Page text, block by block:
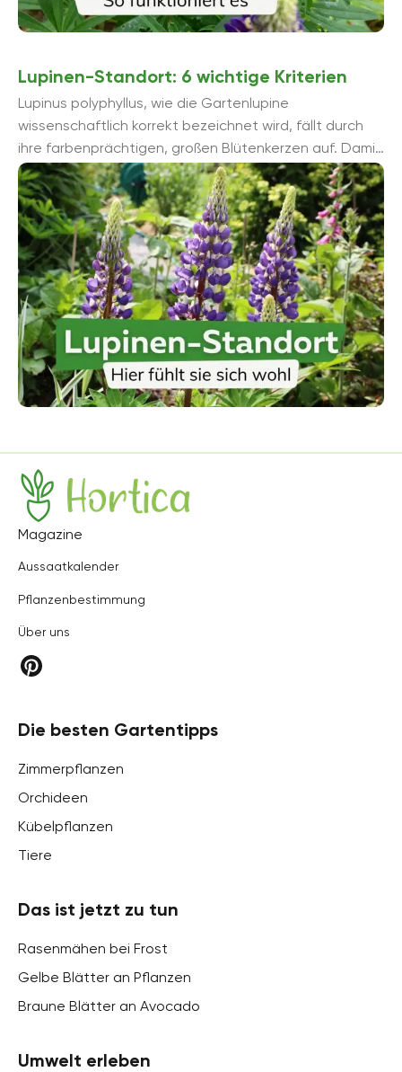
Lupinen-Standort: 6 wichtige Kriterien
Lupinus polyphyllus, wie die Gartenlupine
wissenschaftlich korrekt bezeichnet wird, fällt durch
ihre farbenprächtigen, großen Blütenkerzen auf. Damit
Sie diese Pracht ausgiebig bewundern können,
brauchen Lupinen ...
Hortica
Magazine
Aussaatkalender
Pflanzenbestimmung
Über uns
Die besten Gartentipps
Zimmerpflanzen
Orchideen
Kübelpflanzen
Tiere
Das ist jetzt zu tun
Rasenmähen bei Frost
Gelbe Blätter an Pflanzen
Braune Blätter an Avocado
Umwelt erleben